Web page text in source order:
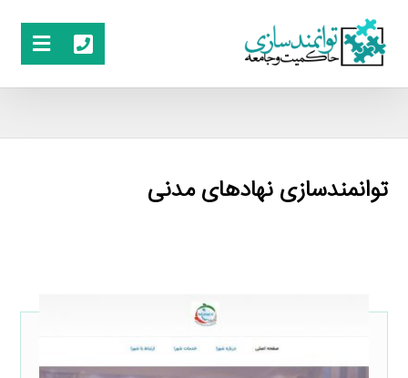
توانمندسازی نهادهای مدنی